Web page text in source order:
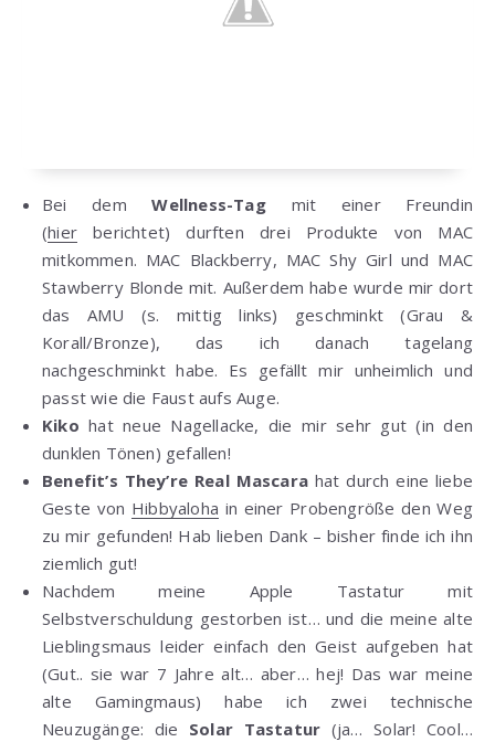
Bei demWellness-Tagmit einer Freundin
(hier berichtet) durften drei Produkte von MAC
mitkommen. MAC Blackberry, MAC Shy Girl und MAC
Stawberry Blonde mit. Außerdem habe wurde mir dort
das AMU (s. mittig links) geschminkt (Grau &
Korall/Bronze), das ich danach tagelang
nachgeschminkt habe. Es gefällt mir unheimlich und
passt wie die Faust aufs Auge.
Kiko hat neue Nagellacke, die mir sehr gut (in den
dunklen Tönen) gefallen!
Benefit’s They’re Real Mascara hat durch eine liebe
Geste von Hibbyaloha in einer Probengröße den Weg
zu mir gefunden! Hab lieben Dank – bisher finde ich ihn
ziemlich gut!
Nachdem meine Apple Tastatur mit
Selbstverschuldung gestorben ist… und die meine alte
Lieblingsmaus leider einfach den Geist aufgeben hat
(Gut.. sie war 7 Jahre alt… aber… hej! Das war meine
alte Gamingmaus) habe ich zwei technische
Neuzugänge: die Solar Tastatur (ja… Solar! Cool…